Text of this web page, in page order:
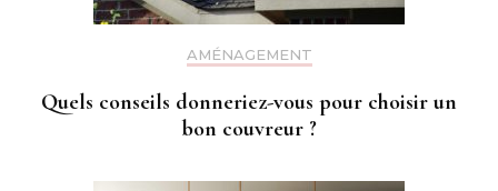
AMÉNAGEMENT
Quels conseils donneriez-vous pour choisir un
bon couvreur ?